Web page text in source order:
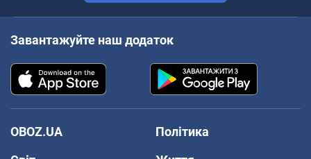
Завантажуйте наш додаток
OBOZ.UA
Політика